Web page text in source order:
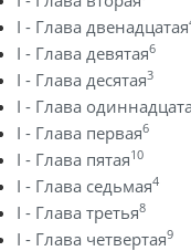
I - Глава двенадцатая
I - Глава девятая6
I - Глава десятая3
I - Глава
I - Глава первая6
I - Глава пятая10
I - Глава седьмая4
I - Глава третья8
I - Глава четвертая9